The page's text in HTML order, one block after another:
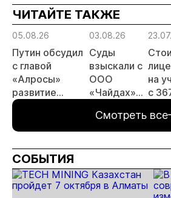
риски и
прогнозы для
МСБ
ЧИТАЙТЕ ТАКЖЕ
05.08.26
Путин обсудил
с главой
«Алросы»
развитие
золотодобычи
энергетических
Якутии
03.08.26
Суды
взыскали с
ООО
«Чайдах»
рублей за
незаконную
Якутии
на
с
Смотреть все
СОБЫТИЯ